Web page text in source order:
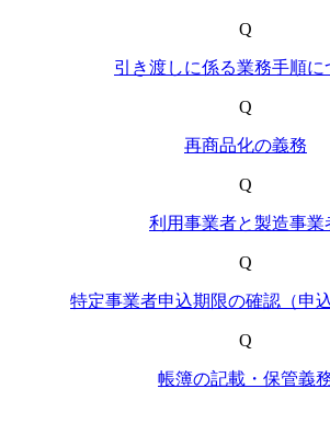
Q
引き渡しに係る業務手順に
Q
再商品化の義務
Q
利用事業者と製造事業
Q
特定事業者申込期限の確認（申
Q
帳簿の記載・保管義